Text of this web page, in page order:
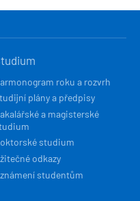
roku a rozvrh
plány a předpisy
a magisterské
studium
odkazy
studentům